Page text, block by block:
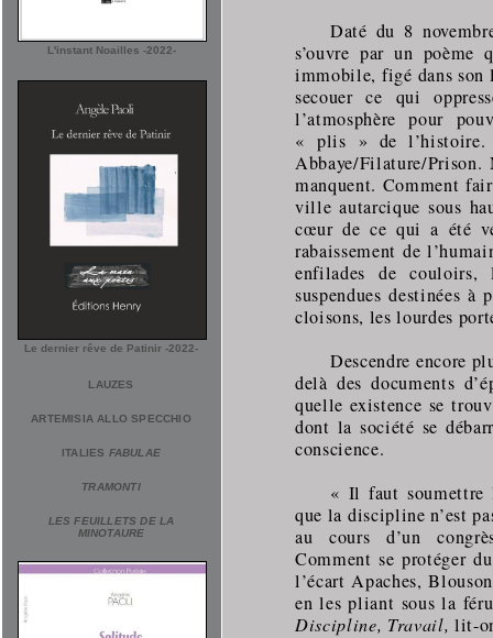
L'instant Noailles -2022-
Le dernier rêve de Patinir -2022-
LAUZES
ARTEMISIA ALLO SPECCHIO
ITALIES FABULAE
TRAMONTI
LES FEUILLETS DE LA
MINOTAURE
Daté du 8
s’ouvre par un poème
immobile, figé dans
secouer ce qui
l’atmosphère pour
« plis » de l’histoire.
Abbaye/Filature/Prison.
manquent. Comment
ville autarcique sous
cœur de ce qui a été
rabaissement de
enfilades de
suspendues destinées
cloisons, les lourdes
Descendre encore
delà des documents
quelle existence se
dont la société se
conscience.
« Il faut soumettre
que la discipline n’est
au cours d’un
Comment se protéger
l’écart Apaches,
en les pliant sous la
Discipline, Travail, lit-